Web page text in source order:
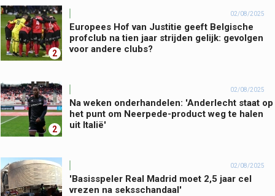
2
02/08/2025
Europees Hof van Justitie geeft Belgische
profclub na tien jaar strijden gelijk: gevolgen
voor andere clubs?
2
02/08/2025
Na weken onderhandelen: 'Anderlecht staat op
het punt om Neerpede-product weg te halen
uit Italië'
02/08/2025
'Basisspeler Real Madrid moet 2,5 jaar cel
vrezen na seksschandaal'